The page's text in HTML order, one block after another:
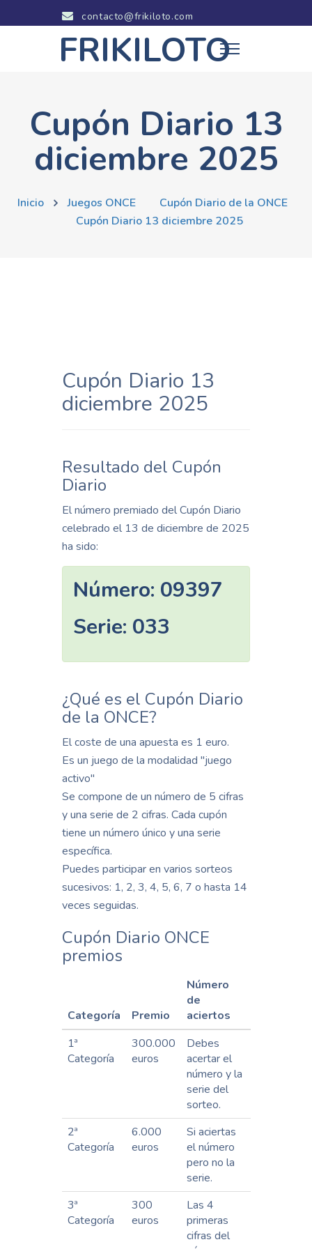
contacto@frikiloto.com
FRIKILOTO
Cupón Diario 13
diciembre 2025
Inicio Juegos ONCE
Cupón Diario de la ONCE
Cupón Diario 13 diciembre 2025
Cupón Diario 13
diciembre 2025
Resultado del Cupón
Diario
El número premiado del Cupón Diario
celebrado el 13 de diciembre de 2025
ha sido:
Número: 09397
Serie: 033
¿Qué es el Cupón Diario
de la ONCE?
El coste de una apuesta es 1 euro.
Es un juego de la modalidad "juego
activo"
Se compone de un número de 5 cifras
y una serie de 2 cifras. Cada cupón
tiene un número único y una serie
específica.
Puedes participar en varios sorteos
sucesivos: 1, 2, 3, 4, 5, 6, 7 o hasta 14
veces seguidas.
Cupón Diario ONCE
premios
Categoría Premio
Número
de
aciertos
1ª
Categoría
300.000
euros
Debes
acertar el
número y la
serie del
sorteo.
2ª
Categoría
6.000
euros
Si aciertas
el número
pero no la
serie.
3ª
Categoría
300
euros
Las 4
primeras
cifras del